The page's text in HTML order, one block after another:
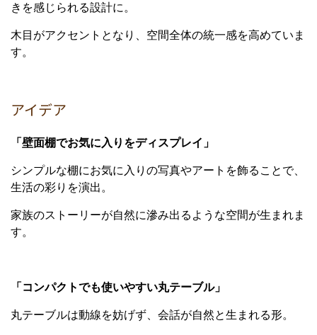
きを感じられる設計に。
木目がアクセントとなり、空間全体の統一感を高めていま
す。
アイデア
「壁面棚でお気に入りをディスプレイ」
シンプルな棚にお気に入りの写真やアートを飾ることで、
生活の彩りを演出。
家族のストーリーが自然に滲み出るような空間が生まれま
す。
「コンパクトでも使いやすい丸テーブル」
丸テーブルは動線を妨げず、会話が自然と生まれる形。